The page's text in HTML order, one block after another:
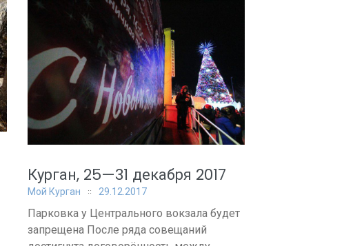
Курган, 25—31 декабря 2017
Мой Курган 29.12.2017
Парковка у Центрального вокзала будет
запрещена После ряда совещаний